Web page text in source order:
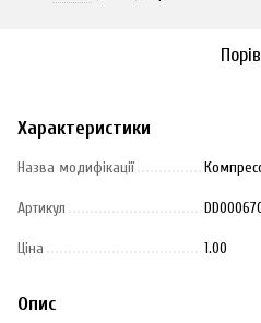
Характеристики
Назва модифікації
Артикул
Ціна 1.00
Опис